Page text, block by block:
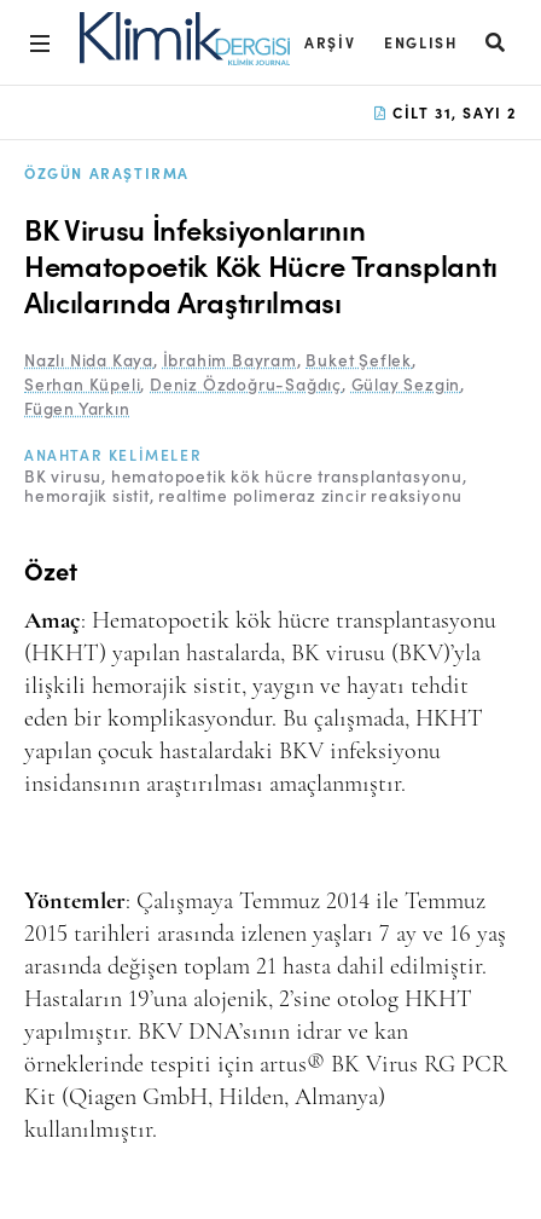
ARŞIV ENGLISH
Arşiv
Amaç ve Kapsam
Açık Erişim İlkesi
Yayın Kurulu
Etik İlkeler
Editoryal Süreç
Danışmanlık Süreci
Yazarlara Bilgi
Telif Hakları
İletişim
FACEBOOK YOUTUBE
CILT 31, SAYI 2
ÖZGÜN ARAŞTIRMA
BK Virusu İnfeksiyonlarının
Hematopoetik Kök Hücre Transplantı
Alıcılarında Araştırılması
Nazlı Nida Kaya, İbrahim Bayram, Buket Şeflek,
Serhan Küpeli, Deniz Özdoğru-Sağdıç, Gülay Sezgin,
Fügen Yarkın
ANAHTAR KELIMELER
BK virusu hematopoetik kök hücre transplantasyonu
hemorajik sistit realtime polimeraz zincir reaksiyonu
Özet
Amaç: Hematopoetik kök hücre transplantasyonu
(HKHT) yapılan hastalarda, BK virusu (BKV)’yla
ilişkili hemorajik sistit, yaygın ve hayatı tehdit
eden bir komplikasyondur. Bu çalışmada, HKHT
yapılan çocuk hastalardaki BKV infeksiyonu
insidansının araştırılması amaçlanmıştır.
Yöntemler: Çalışmaya Temmuz 2014 ile Temmuz
2015 tarihleri arasında izlenen yaşları 7 ay ve 16 yaş
arasında değişen toplam 21 hasta dahil edilmiştir.
Hastaların 19’una alojenik, 2’sine otolog HKHT
yapılmıştır. BKV DNA’sının idrar ve kan
örneklerinde tespiti için artus® BK Virus RG PCR
Kit (Qiagen GmbH, Hilden, Almanya)
kullanılmıştır.